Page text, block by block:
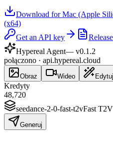
Download for Mac (Apple
(x64)
Get an API key
Hypereal Agent— v0.1.2
połączono · api.hypereal.cloud
Obraz Wideo Edytuj
Kredyty
48,720
seedance-2-0-fast-t2vFast T2V
Generuj